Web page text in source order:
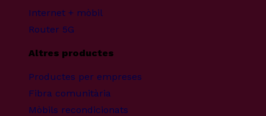
Internet + mòbil
Router 5G
Altres productes
Productes per empreses
Fibra comunitària
Mòbils recondicionats